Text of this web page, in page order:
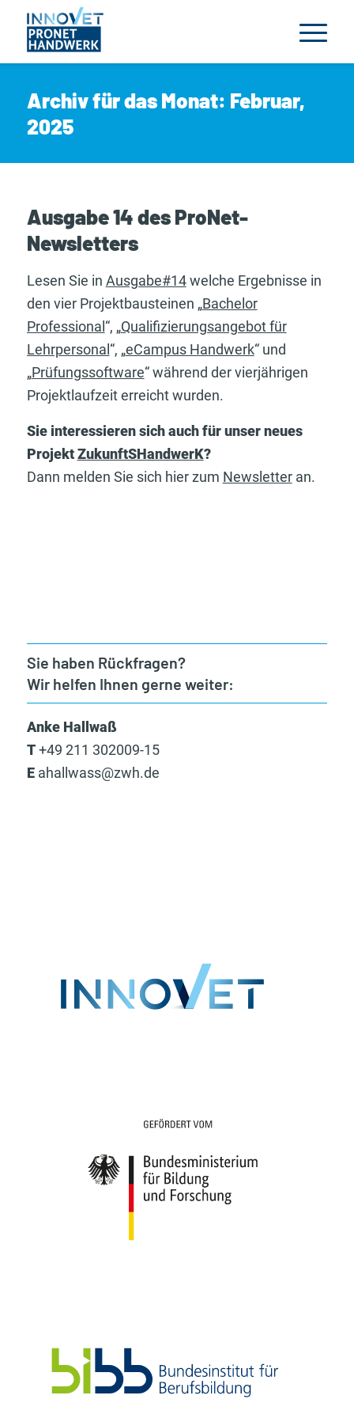
Archiv für das Monat: Februar,
2025
Ausgabe 14 des ProNet-
Newsletters
Lesen Sie in Ausgabe#14welche Ergebnisse in
den vier Projektbausteinen „Bachelor
Professional “, „Qualifizierungsangebot für
Lehrpersonal “, „eCampus Handwerk“ und
„Prüfungssoftware“ während der vierjährigen
Projektlaufzeit erreicht wurden.
Sie interessieren sich auch für unser neues
ProjektZukunftSHandwerK?
Dann melden Sie sich hier zum Newsletteran.
Sie haben Rückfragen?
Wir helfen Ihnen gerne weiter:
Anke Hallwaß
T +49 211 302009-15
E ahallwass@zwh.de